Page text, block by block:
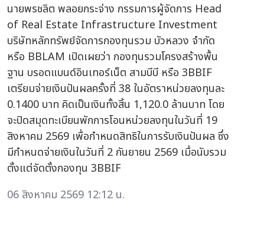
นายพรชลิต พลอยกระจ่าง กรรมการผู้จัดการ Head
of Real Estate Infrastructure Investment
บริษัทหลักทรัพย์จัดการกองทุนรวม บัวหลวง จำกัด
หรือ BBLAM เปิดเผยว่า กองทุนรวมโครงสร้างพื้น
ฐาน บรอดแบนด์อินเทอร์เน็ต สามบีบี หรือ 3BBIF
เตรียมจ่ายเงินปันผลครั้งที่ 38 ในอัตราหน่วยลงทุนละ
0.1400 บาท คิดเป็นเงินทั้งสิ้น 1,120.0 ล้านบาท โดย
จะปิดสมุดทะเบียนพักการโอนหน่วยลงทุนในวันที่ 19
สิงหาคม 2569 เพื่อกำหนดสิทธิในการรับเงินปันผล ซึ่ง
มีกำหนดจ่ายเงินในวันที่ 2 กันยายน 2569 เมื่อนับรวม
ตั้งแต่จัดตั้งกองทุน 3BBIF
06 สิงหาคม 2569 12:12 น.